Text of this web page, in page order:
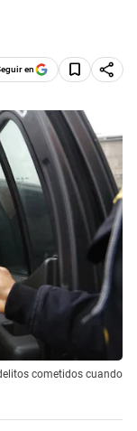
en
cometidos cuando